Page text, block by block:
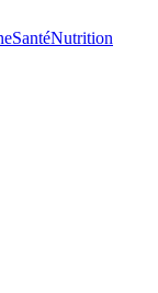
SantéNutrition